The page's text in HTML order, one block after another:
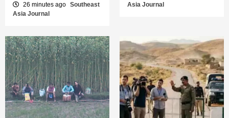
26 minutes ago Southeast
Asia Journal
Asia Journal